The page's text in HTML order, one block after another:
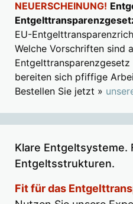
NEUERSCHEINUNG!
EU-
Welche Vorschriften sind
bereiten sich pfiffige
Bestellen Sie jetzt »
Klare Entgeltsysteme.
Entgeltsstrukturen.
Fit für das